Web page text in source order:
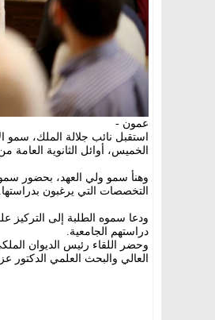
عمون -
استقبل نائب جلالة الملك، سمو
الخميس، أوائل الثانوية العامة من
وهنأ سمو ولي العهد، بحضور
التخصصات التي يرغبون بدراستها.
ودعا سموه الطلبة إلى التركيز
دراستهم الجامعية.
وحضر اللقاء رئيس الديوان
العالي والبحث العلمي الدكتور